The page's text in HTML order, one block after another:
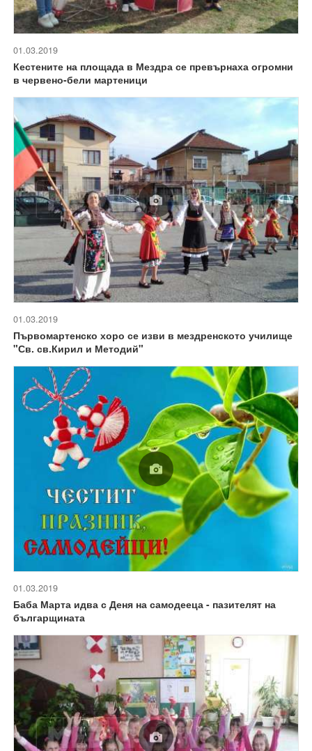
01.03.2019
Кестените на площада в Мездра се превърнаха огромни
в червено-бели мартеници
01.03.2019
Първомартенско хоро се изви в мездренското училище
"Св. св.Кирил и Методий"
01.03.2019
Баба Марта идва с Деня на самодееца - пазителят на
българщината